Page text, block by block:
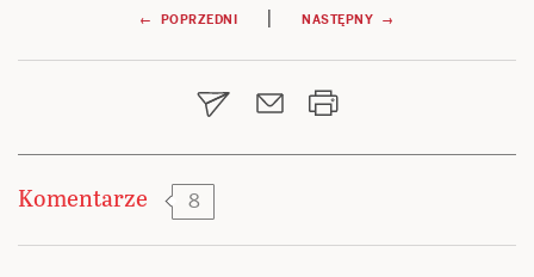
Nawigacja
wpisu
← POPRZEDNI | NASTĘPNY →
Komentarze 8